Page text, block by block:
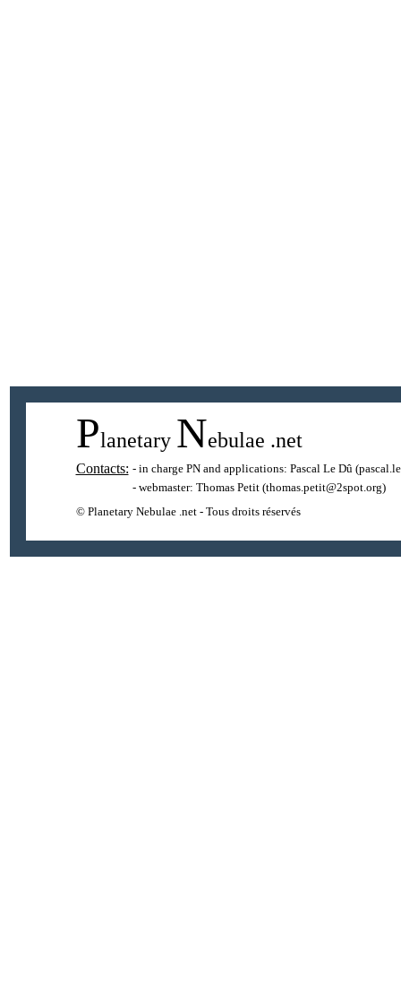
Planetary Nebulae .net
Contacts: - in charge PN and applications: Pascal Le Dû
- webmaster: Thomas Petit(thomas.petit@2spot.org)
© Planetary Nebulae .net - Tous droits réservés